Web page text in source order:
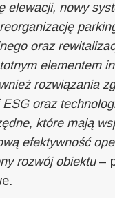
elewacji, nowy
oraz
elementem
rozwiązania
oraz
które mają
efektywność
rozwój obiektu–